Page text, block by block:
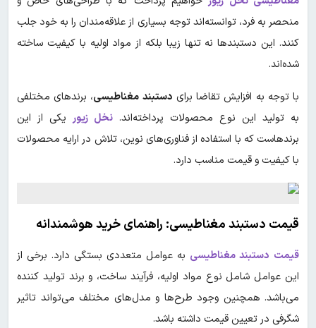
منحصر به فرد، توانسته‌اند توجه بسیاری از علاقه‌مندان را به خود جلب
کنند. این دستبندها نه تنها زیبا بلکه از مواد اولیه با کیفیت ساخته
شده‌اند.
با توجه به افزایش تقاضا برای دستبند مغناطیسی، برندهای مختلفی
به تولید این نوع محصولات پرداخته‌اند. نخل زیوریکی از این
برندهاست که با استفاده از فناوری‌های نوین، تلاش در ارایه محصولات
با کیفیت و قیمت مناسب دارد.
قیمت دستبند مغناطیسی: راهنمای خرید هوشمندانه
قیمت دستبند مغناطیسی به عوامل متعددی بستگی دارد. برخی از
این عوامل شامل نوع مواد اولیه، فرآیند ساخت، و برند تولید کننده
می‌باشد. همچنین وجود طرح‌ها و مدل‌های مختلف می‌تواند تاثیر
شگرفی در تعیین قیمت داشته باشد.